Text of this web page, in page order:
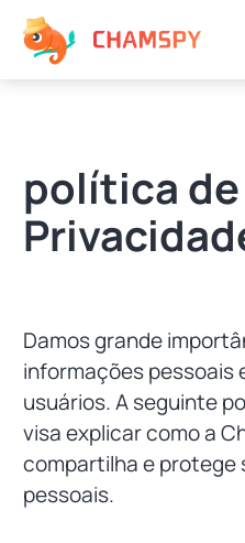
política de
Damos grande
informações pessoais
usuários. A seguinte
visa explicar como a
compartilha e protege
pessoais.